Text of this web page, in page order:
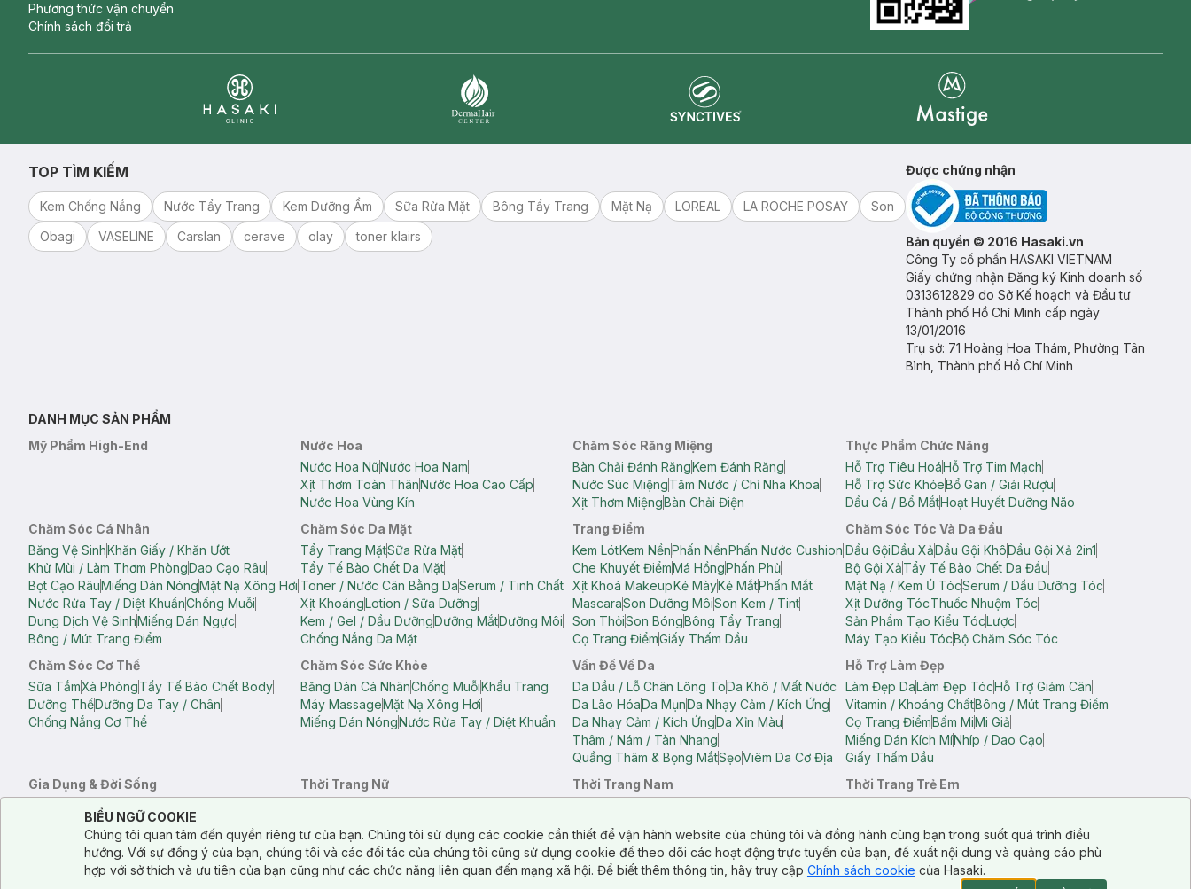
Phương thức vận chuyển
Chính sách đổi trả
TOP TÌM KIẾM
Kem Chống Nắng Nước Tẩy Trang Kem Dưỡng Ẩm Sữa Rửa Mặt Bông Tẩy Trang Mặt Nạ LOREAL LA ROCHE POSAY
Son
Obagi
VASELINE Carslan cerave olay toner klairs
Được chứng nhận
Bản quyền © 2016 Hasaki.vn
Công Ty cổ phần HASAKI VIETNAM
Giấy chứng nhận Đăng ký Kinh doanh số
0313612829 do Sở Kế hoạch và Đầu tư
Thành phố Hồ Chí Minh cấp ngày
13/01/2016
Trụ sở: 71 Hoàng Hoa Thám, Phường Tân
Bình, Thành phố Hồ Chí Minh
DANH MỤC SẢN PHẨM
Mỹ Phẩm High-End
Nước Hoa
Nước Hoa NữNước Hoa Nam
Xịt Thơm Toàn ThânNước Hoa Cao Cấp
Nước Hoa Vùng Kín
Chăm Sóc Răng Miệng
Bàn Chải Đánh RăngKem Đánh Răng
Nước Súc MiệngTăm Nước / Chỉ Nha Khoa
Xịt Thơm MiệngBàn Chải Điện
Thực Phẩm Chức Năng
Hỗ Trợ Tiêu HoáHỗ Trợ Tim Mạch
Hỗ Trợ Sức KhỏeBổ Gan / Giải Rượu
Dầu Cá / Bổ MắtHoạt Huyết Dưỡng Não
Chăm Sóc Cá Nhân
Băng Vệ SinhKhăn Giấy / Khăn Ướt
Khử Mùi / Làm Thơm PhòngDao Cạo Râu
Bọt Cạo RâuMiếng Dán NóngMặt Nạ Xông Hơi
Nước Rửa Tay / Diệt KhuẩnChống Muỗi
Dung Dịch Vệ SinhMiếng Dán Ngực
Bông / Mút Trang Điểm
Chăm Sóc Da Mặt
Tẩy Trang MặtSữa Rửa Mặt
Tẩy Tế Bào Chết Da Mặt
Toner / Nước Cân Bằng DaSerum / Tinh Chất
Xịt KhoángLotion / Sữa Dưỡng
Kem / Gel / Dầu DưỡngDưỡng MắtDưỡng Môi
Chống Nắng Da Mặt
Trang Điểm
Kem LótKem NềnPhấn NềnPhấn Nước Cushion
Che Khuyết ĐiểmMá HồngPhấn Phủ
Xịt Khoá MakeupKẻ MàyKẻ MắtPhấn Mắt
MascaraSon Dưỡng MôiSon Kem / Tint
Son ThỏiSon BóngBông Tẩy Trang
Cọ Trang ĐiểmGiấy Thấm Dầu
Chăm Sóc Tóc Và Da Đầu
Dầu GộiDầu XảDầu Gội KhôDầu Gội Xả 2in1
Bộ Gội XảTẩy Tế Bào Chết Da Đầu
Mặt Nạ / Kem Ủ TócSerum / Dầu Dưỡng Tóc
Xịt Dưỡng TócThuốc Nhuộm Tóc
Sản Phẩm Tạo Kiểu TócLược
Máy Tạo Kiểu TócBộ Chăm Sóc Tóc
Chăm Sóc Cơ Thể
Sữa TắmXà PhòngTẩy Tế Bào Chết Body
Dưỡng ThểDưỡng Da Tay / Chân
Chống Nắng Cơ Thể
Chăm Sóc Sức Khỏe
Băng Dán Cá NhânChống MuỗiKhẩu Trang
Máy MassageMặt Nạ Xông Hơi
Miếng Dán NóngNước Rửa Tay / Diệt Khuẩn
Vấn Đề Về Da
Da Dầu / Lỗ Chân Lông ToDa Khô / Mất Nước
Da Lão HóaDa MụnDa Nhạy Cảm / Kích Ứng
Da Nhạy Cảm / Kích ỨngDa Xỉn Màu
Thâm / Nám / Tàn Nhang
Quầng Thâm & Bọng MắtSẹoViêm Da Cơ Địa
Hỗ Trợ Làm Đẹp
Làm Đẹp DaLàm Đẹp TócHỗ Trợ Giảm Cân
Vitamin / Khoáng ChấtBông / Mút Trang Điểm
Cọ Trang ĐiểmBấm MiMi Giả
Miếng Dán Kích MíNhíp / Dao Cạo
Giấy Thấm Dầu
Gia Dụng & Đời Sống
Bông Tắm / Phụ Kiện Tắm
Phụ Kiện Điện Thoại Quạt Cầm Tay / Quạt Mini
Khử Mùi / Làm Thơm PhòngNước GiặtNước Xả
Thời Trang Nữ
Quần Lót NữQuần Short Nữ
Thời Trang Nam
Thời Trang Trẻ Em
Túi Xách
Cookie Consent
Notice about cookies usage
BIỂU NGỮ COOKIE
Chúng tôi quan tâm đến quyền riêng tư của bạn. Chúng tôi sử dụng các cookie cần thiết để vận hành website của chúng tôi và đồng hành cùng bạn trong suốt quá trình điều
hướng. Với sự đồng ý của bạn, chúng tôi và các đối tác của chúng tôi cũng sử dụng cookie để theo dõi các hoạt động trực tuyến của bạn, đề xuất nội dung và quảng cáo phù
hợp với sở thích và ưu tiên của bạn cũng như các chức năng liên quan đến mạng xã hội. Để biết thêm thông tin, hãy truy cập Chính sách cookie của Hasaki.